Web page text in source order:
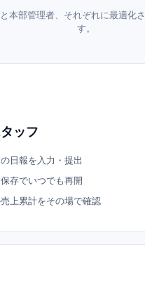
本部管理者、それぞれに最適化
す。
ッフ
日報を入力・提出
存でいつでも再開
上累計をその場で確認